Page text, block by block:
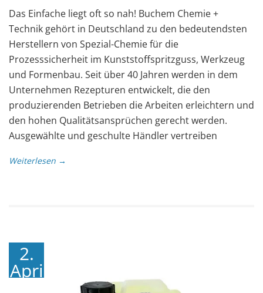
Das Einfache liegt oft so nah! Buchem Chemie +
Technik gehört in Deutschland zu den bedeutendsten
Herstellern von Spezial-Chemie für die
Prozesssicherheit im Kunststoffspritzguss, Werkzeug
und Formenbau. Seit über 40 Jahren werden in dem
Unternehmen Rezepturen entwickelt, die den
produzierenden Betrieben die Arbeiten erleichtern und
den hohen Qualitätsansprüchen gerecht werden.
Ausgewählte und geschulte Händler vertreiben
Weiterlesen →
2.
April